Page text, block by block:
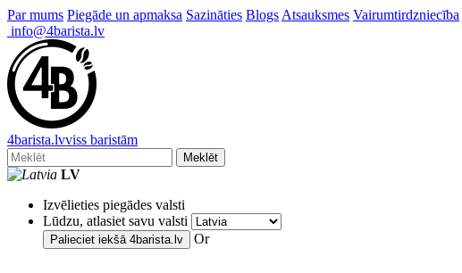
Par mums Piegāde un apmaksa Sazināties Blogs Atsauksmes Vairumtirdzniecība
info@4barista.lv
4barista.lvviss baristām
Meklēt
LV
Izvēlieties piegādes valsti
Lūdzu, atlasiet savu valsti
Palieciet iekšā 4barista.lv Or